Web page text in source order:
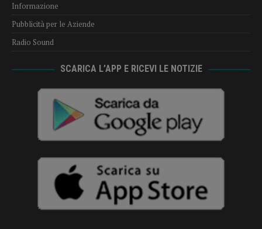
Informazione
Pubblicità per le Aziende
Radio Sound
SCARICA L’APP E RICEVI LE NOTIZIE